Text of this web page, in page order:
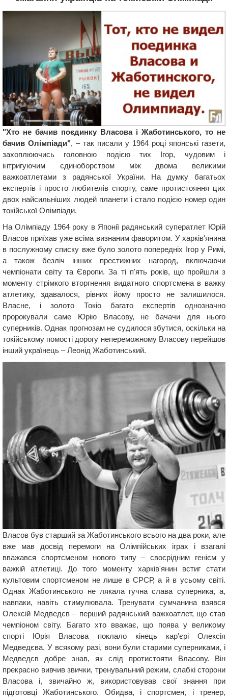
"Хто не бачив поєдинку Власова і Жаботинського, то не
бачив Олімпіади", – так писали у 1964 році японські газети,
захоплюючись головною подією тих Ігор, чудовим і
інтригуючим єдиноборством між двома великими
важкоатлетами з радянської України. На думку багатьох
експертів і просто любителів спорту, саме протистояння цих
двох найсильніших людей планети і стало подією номер один
токійської Олімпіади.
На Олімпіаду 1964 року в Японії радянський суператлет Юрій
Власов приїхав уже всіма визнаним фаворитом. У харків'янина
в послужному списку вже було золото попередніх Ігор у Римі,
а також безліч інших престижних нагород, включаючи
чемпіонати світу та Європи. За ті п'ять років, що пройшли з
моменту стрімкого вторгнення видатного спортсмена в важку
атлетику, здавалося, рівних йому просто не залишилося.
Власне, і золото Токіо багато експертів однозначно
пророкували саме Юрію Власову, не бачачи для нього
суперників. Однак прогнозам не судилося збутися, оскільки на
токійському помості дорогу непереможному Власову перейшов
інший українець – Леонід Жаботинський.
Власов був старший за Жаботинського всього на два роки, але
вже мав досвід перемоги на Олімпійських іграх і взагалі
вважався спортсменом нового типу – своєрідним генієм у
важкій атлетиці. До того моменту харків'янин встиг стати
культовим спортсменом не лише в СРСР, а й в усьому світі.
Однак Жаботинського не лякала гучна слава суперника, а,
навпаки, навіть стимулювала. Тренувати сумчанина взявся
Олексій Медведєв – перший радянський важкоатлет, що став
чемпіоном світу. Багато хто вважає, що поява у великому
спорті Юрія Власова поклало кінець кар'єрі Олексія
Медведєва. У всякому разі, вони були старими суперниками, і
Медведєв добре знав, як слід протистояти Власову. Він
прекрасно вивчив звички, тренувальний режим, слабкі сторони
Власова і, звичайно ж, використовував свої знання при
підготовці Жаботинського. Обидва, і спортсмен, і тренер,